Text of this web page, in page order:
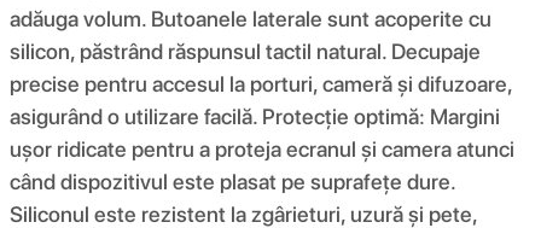
adăuga volum. Butoanele laterale sunt acoperite cu
silicon, păstrând răspunsul tactil natural. Decupaje
precise pentru accesul la porturi, cameră și difuzoare,
asigurând o utilizare facilă. Protecție optimă: Margini
ușor ridicate pentru a proteja ecranul și camera atunci
când dispozitivul este plasat pe suprafețe dure.
Siliconul este rezistent la zgârieturi, uzură și pete,